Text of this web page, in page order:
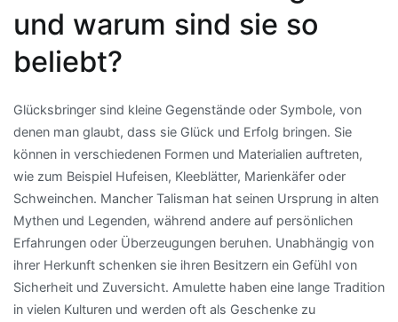
und warum sind sie so
beliebt?
Glücksbringer sind kleine Gegenstände oder Symbole, von
denen man glaubt, dass sie Glück und Erfolg bringen. Sie
können in verschiedenen Formen und Materialien auftreten,
wie zum Beispiel Hufeisen, Kleeblätter, Marienkäfer oder
Schweinchen. Mancher Talisman hat seinen Ursprung in alten
Mythen und Legenden, während andere auf persönlichen
Erfahrungen oder Überzeugungen beruhen. Unabhängig von
ihrer Herkunft schenken sie ihren Besitzern ein Gefühl von
Sicherheit und Zuversicht. Amulette haben eine lange Tradition
in vielen Kulturen und werden oft als Geschenke zu